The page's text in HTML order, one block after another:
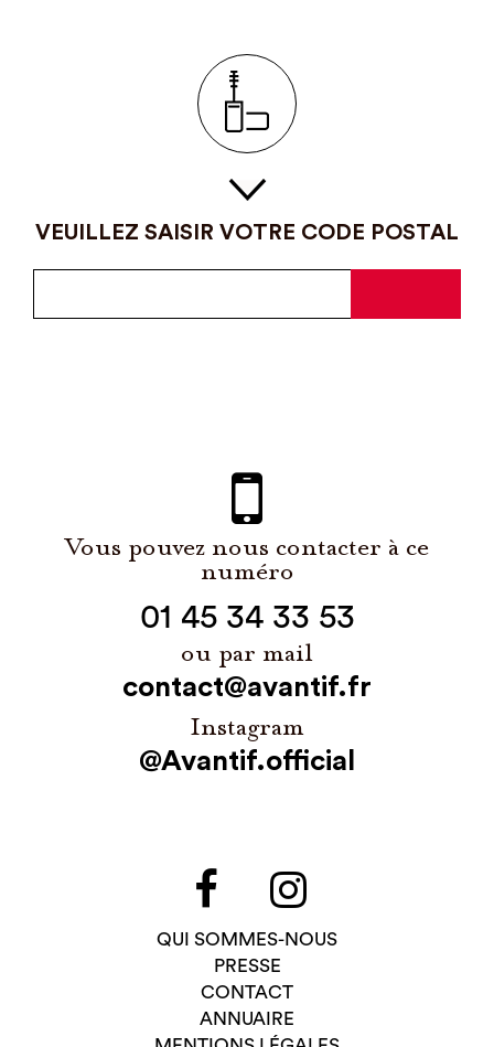
VEUILLEZ SAISIR VOTRE CODE POSTAL
Vous pouvez nous contacter à ce
numéro
01 45 34 33 53
ou par mail
contact@avantif.fr
Instagram
@Avantif.official
QUI SOMMES-NOUS
PRESSE
CONTACT
ANNUAIRE